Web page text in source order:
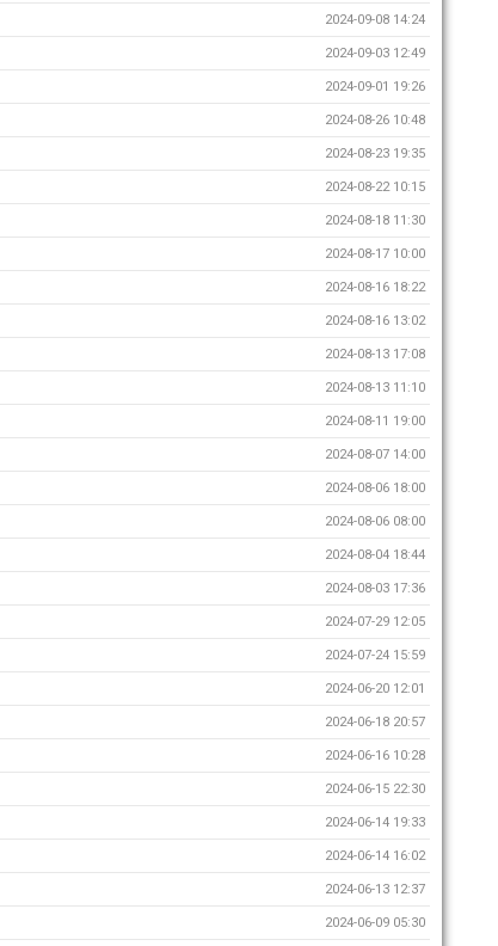
2024-09-08 14:24
2024-09-03 12:49
2024-09-01 19:26
2024-08-26 10:48
2024-08-23 19:35
2024-08-22 10:15
2024-08-18 11:30
2024-08-17 10:00
2024-08-16 18:22
2024-08-16 13:02
2024-08-13 17:08
2024-08-13 11:10
2024-08-11 19:00
2024-08-07 14:00
2024-08-06 18:00
2024-08-06 08:00
2024-08-04 18:44
2024-08-03 17:36
2024-07-29 12:05
2024-07-24 15:59
2024-06-20 12:01
2024-06-18 20:57
2024-06-16 10:28
2024-06-15 22:30
2024-06-14 19:33
2024-06-14 16:02
2024-06-13 12:37
2024-06-09 05:30